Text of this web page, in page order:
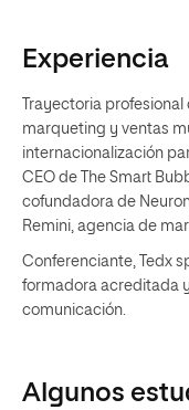
Experiencia
Trayectoria
marqueting y ventas
internacionalización
CEO de The Smart
cofundadora de
Remini, agencia de
Conferenciante, Tedx
formadora acreditada
comunicación.
Algunos